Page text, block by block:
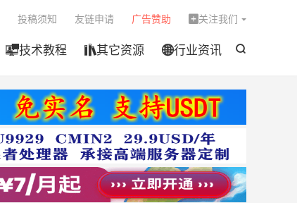

技术教程 其它资源 行业资讯
投稿须知 友链申请 广告赞助  关注我们